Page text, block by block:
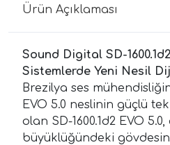
Ürün Açıklaması
Sound Digital SD-
Sistemlerde Yeni Nesil
Brezilya ses
EVO 5.0 neslinin güçlü
olan SD-1600.1d2 EVO
büyüklüğündeki